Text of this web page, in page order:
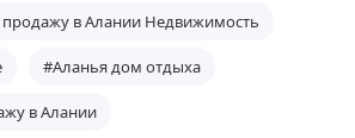
в Алании Недвижимость
#Аланья дом отдыха
в Алании